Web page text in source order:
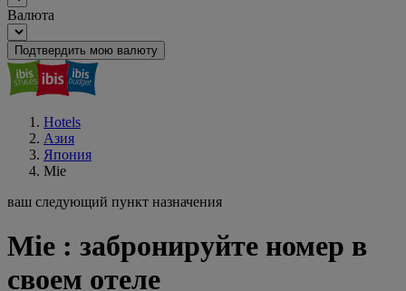
Валюта
Подтвердить мою валюту
Hotels
Азия
Япония
Mie
ваш следующий пункт назначения
Mie : забронируйте номер в
своем отеле